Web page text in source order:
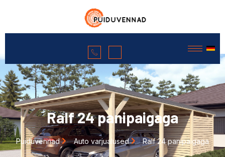
Ralf 24 panipaigaga
Puiduvennad Auto varjualused Ralf 24 panipaigaga